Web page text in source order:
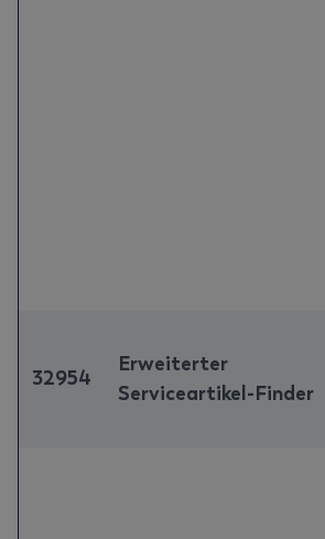
32954
Erweiterter
Serviceartikel-Finder